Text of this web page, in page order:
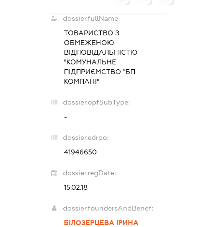
dossier.fullName:
ТОВАРИСТВО З
ОБМЕЖЕНОЮ
ВІДПОВІДАЛЬНІСТЮ
"КОМУНАЛЬНЕ
ПІДПРИЄМСТВО "БП
КОМПАНІ"
dossier.opfSubType:
-
dossier.edrpo:
41946650
dossier.regDate:
15.02.18
dossier.foundersAndBenef:
БІЛОЗЕРЦЕВА ІРИНА